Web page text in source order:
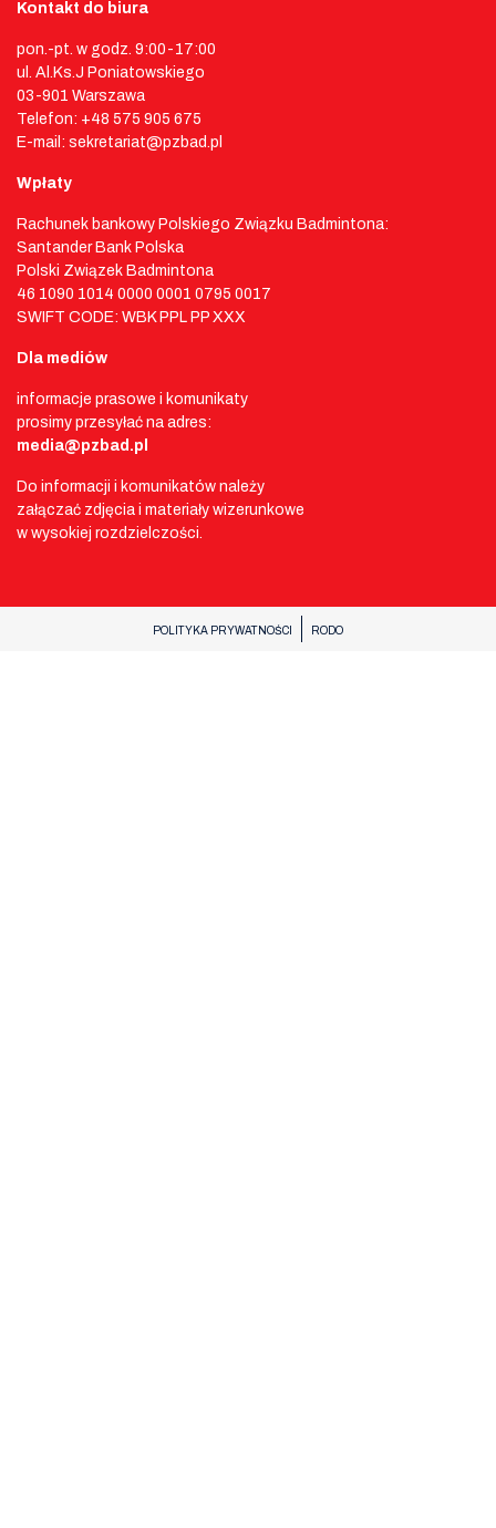
Kontakt do biura
pon.-pt. w godz. 9:00-17:00
ul. Al.Ks.J Poniatowskiego
03-901 Warszawa
Telefon: +48 575 905 675
E-mail: sekretariat@pzbad.pl
Wpłaty
Rachunek bankowy Polskiego Związku Badmintona:
Santander Bank Polska
Polski Związek Badmintona
46 1090 1014 0000 0001 0795 0017
SWIFT CODE: WBK PPL PP XXX
Dla mediów
informacje prasowe i komunikaty
prosimy przesyłać na adres:
media@pzbad.pl
Do informacji i komunikatów należy
załączać zdjęcia i materiały wizerunkowe
w wysokiej rozdzielczości.
POLITYKA PRYWATNOŚCI RODO